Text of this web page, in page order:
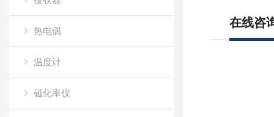
热电偶
温度计
磁化率仪
在线咨